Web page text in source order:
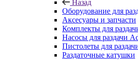
Назад
Оборудование для
Аксесуары и запчасти
Комплекты для
Насосы для раздачи
Пистолеты для
Раздаточные катушки